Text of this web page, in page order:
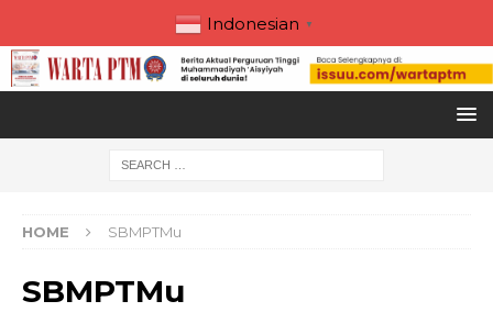
Indonesian ▼
HOME SBMPTMu
SBMPTMu